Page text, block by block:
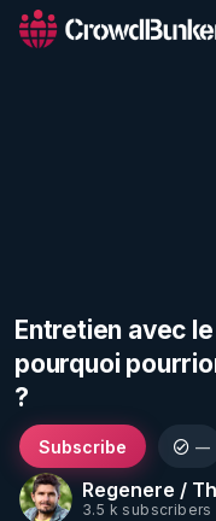
Entretien avec
pourquoi
?
Regenere /
3.5 k subscribers
Subscribe —